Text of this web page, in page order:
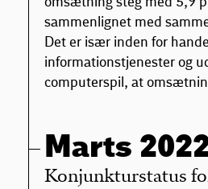
sammenlignet med
Det er især inden for
informationstjenester og
computerspil, at
Marts
Konjunkturstatus